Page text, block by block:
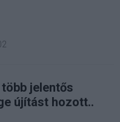
jelentős
újítást hozott..